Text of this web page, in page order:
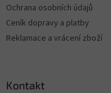
Ochrana osobních údajů
Ceník dopravy a platby
Reklamace a vrácení zboží
Kontakt